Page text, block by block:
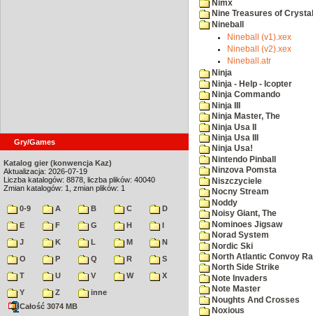
Gry/Games
Katalog gier (konwencja Kaz)
Aktualizacja: 2026-07-19
Liczba katalogów: 8878, liczba plików: 40040
Zmian katalogów: 1, zmian plików: 1
0-9 A B C
D
E
F G H
I
J
K L M
N
O
P Q R
S
T
U V W
X
Y
Z
inne
Całość 3074 MB
Nimx
Nine Treasures of
Nineball
Nineball (v1).xex
Nineball (v2).xex
Nineball.atr
Ninja
Ninja - Help - Icopter
Ninja Commando
Ninja III
Ninja Master, The
Ninja Usa II
Ninja Usa III
Ninja Usa!
Nintendo Pinball
Ninzova Pomsta
Niszczyciele
Nocny Stream
Noddy
Noisy Giant, The
Nominoes Jigsaw
Norad System
Nordic Ski
North Atlantic Convoy
North Side Strike
Note Invaders
Note Master
Noughts And Crosses
Noxious